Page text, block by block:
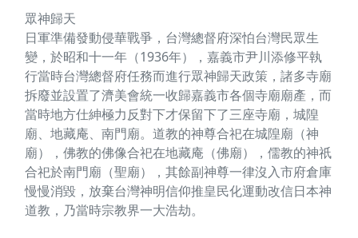
眾神歸天
日軍準備發動侵華戰爭，台灣總督府深怕台灣民眾生
變，於昭和十一年（1936年），嘉義市尹川添修平執
行當時台灣總督府任務而進行眾神歸天政策，諸多寺廟
拆廢並設置了濟美會統一收歸嘉義市各個寺廟廟產，而
當時地方仕紳極力反對下才保留下了三座寺廟，城隍
廟、地藏庵、南門廟。道教的神尊合祀在城隍廟（神
廟），佛教的佛像合祀在地藏庵（佛廟），儒教的神祇
合祀於南門廟（聖廟），其餘副神尊一律沒入市府倉庫
慢慢消毀，放棄台灣神明信仰推皇民化運動改信日本神
道教，乃當時宗教界一大浩劫。